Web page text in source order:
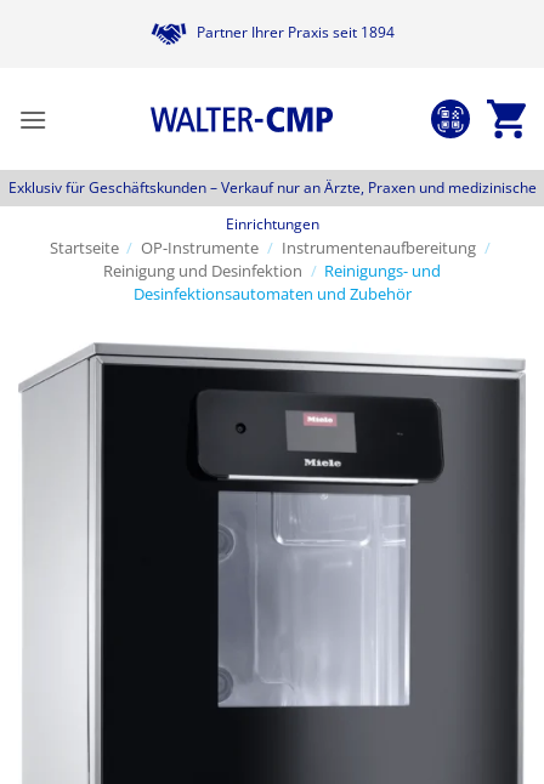
Partner Ihrer Praxis seit 1894
Exklusiv für Geschäftskunden –Verkauf nur an Ärzte, Praxen und medizinische
Einrichtungen
Startseite / OP-Instrumente / Instrumentenaufbereitung /
Reinigung und Desinfektion / Reinigungs- und
Desinfektionsautomaten und Zubehör